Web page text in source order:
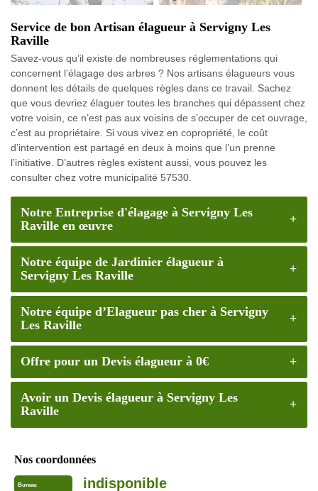
Service de bon Artisan élagueur à Servigny Les
Raville
Savez-vous qu’il existe de nombreuses réglementations qui
concernent l’élagage des arbres ? Nos artisans élagueurs vous
donnent les détails de quelques règles dans ce travail. Sachez
que vous devriez élaguer toutes les branches qui dépassent chez
votre voisin, ce n’est pas aux voisins de s’occuper de cet ouvrage,
c’est au propriétaire. Si vous vivez en copropriété, le coût
d’intervention est partagé en deux à moins que l’un prenne
l’initiative. D’autres règles existent aussi, vous pouvez les
consulter chez votre municipalité 57530.
Notre Entreprise d'élagage à Servigny Les
Raville en œuvre
Notre équipe de Jardinier élagueur à
Servigny Les Raville
Notre équipe d’Elagueur pas cher à Servigny
Les Raville
Offre pour un Devis élagueur à 0€
Avoir un Devis élagueur à Servigny Les
Raville
Nos coordonnées
Bureau indisponible